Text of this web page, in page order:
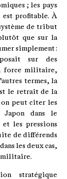
; les pays
profitable. À
de tribut
que sur la
simplement :
sur des
force militaire,
termes, la
le retrait de la
on peut citer les
Japon dans le
les pressions
de différends
les deux cas,
militaire.
stratégique